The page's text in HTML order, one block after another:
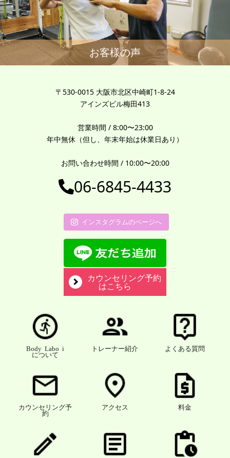
お客様の声
〒530-0015 大阪市北区中崎町1-8-24
アインズビル梅田413
営業時間 / 8:00〜23:00
年中無休（但し、年末年始は休業日あり）
お問い合わせ時間 / 10:00〜20:00
06-6845-4433
インスタグラムのページへ
カウンセリング予約
はこちら
Body Labo i
について
トレーナー紹介 よくある質問
カウンセリング予
約
アクセス 料金